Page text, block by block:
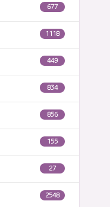
677
1118
449
834
856
155
27
2548